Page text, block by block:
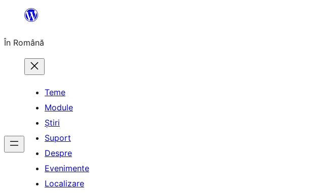
conținut
În Română
Teme
Module
Știri
Suport
Despre
Evenimente
Localizare